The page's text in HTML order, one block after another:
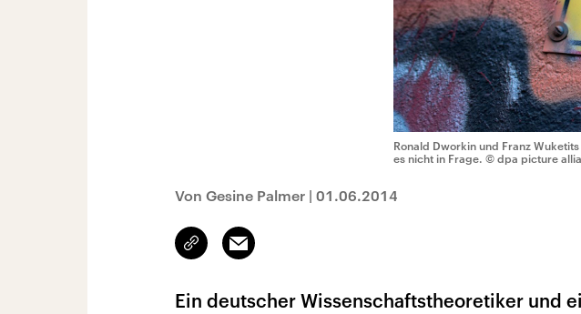
Ronald Dworkin und Franz
es nicht in Frage. © dpa picture
Von Gesine Palmer | 01.06.2014
Link
kopieren/teilen
Email
Ein deutscher Wissenschaftstheoretiker und